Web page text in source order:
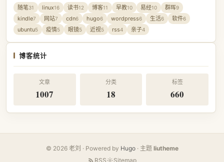
随笔31 linux16 读书12 博客11 早教10 易经10 群晖9
kindle7 网站7 cdn6 hugo6 wordpress6 生活6 软件6
ubuntu5 疫情5 眼镜5 近视5 rss4 亲子4
博客统计
文章
1007
分类
18
标签
660
© 2026 老刘 · Powered by Hugo· 主题 liutheme
RSS
Sitemap